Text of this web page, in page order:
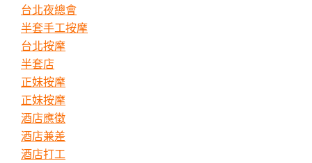
台北夜總會
半套手工按摩
台北按摩
半套店
正妹按摩
正妹按摩
酒店應徵
酒店兼差
酒店打工